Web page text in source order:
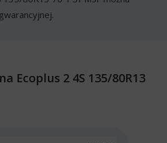
Ecoplus 2 4S 135/80R13